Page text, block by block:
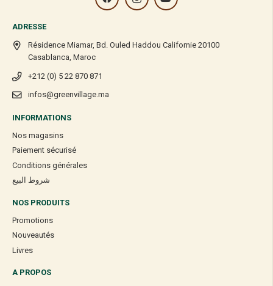
ADRESSE
Résidence Miamar, Bd. Ouled Haddou Californie 20100
Casablanca, Maroc
+212 (0) 5 22 870 871
infos@greenvillage.ma
INFORMATIONS
Nos magasins
Paiement sécurisé
Conditions générales
شروط البيع
NOS PRODUITS
Promotions
Nouveautés
Livres
A PROPOS